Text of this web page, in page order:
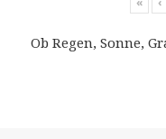
Ob Regen, Sonne,